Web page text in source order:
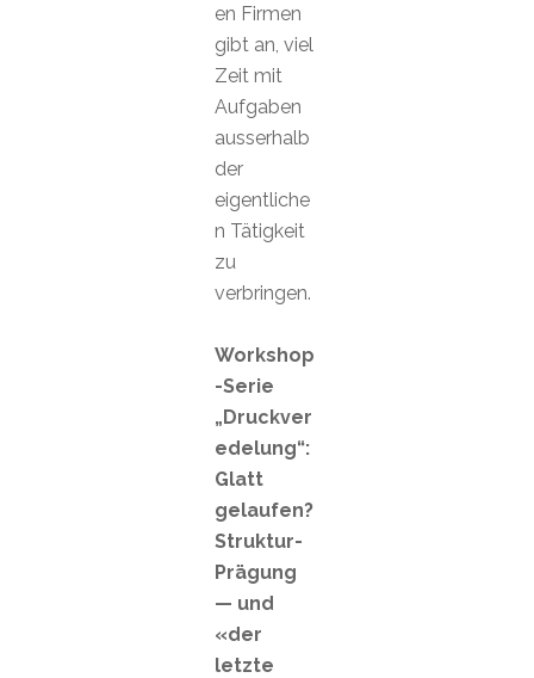
en Firmen
gibt an, viel
Zeit mit
Aufgaben
ausserhalb
der
eigentliche
n Tätigkeit
zu
verbringen.
Workshop
-Serie
„Druckver
edelung“:
Glatt
gelaufen?
Struktur-
Prägung
— und
«der
letzte